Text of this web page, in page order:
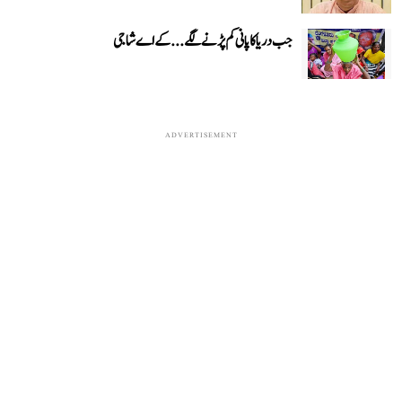
جب دریا کا پانی کم پڑنے لگے...کے اے شاجی
ADVERTISEMENT